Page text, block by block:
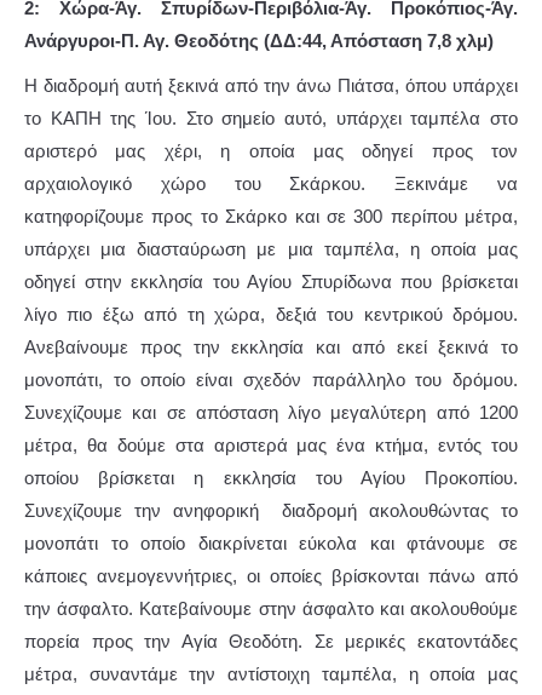
2: Χώρα-Άγ. Σπυρίδων-Περιβόλια-Άγ. Προκόπιος-Άγ.
Ανάργυροι-Π. Αγ. Θεοδότης (ΔΔ:44, Απόσταση 7,8 χλμ)
Η διαδρομή αυτή ξεκινά από την άνω Πιάτσα, όπου υπάρχει
το ΚΑΠΗ της Ίου. Στο σημείο αυτό, υπάρχει ταμπέλα στο
αριστερό μας χέρι, η οποία μας οδηγεί προς τον
αρχαιολογικό χώρο του Σκάρκου. Ξεκινάμε να
κατηφορίζουμε προς το Σκάρκο και σε 300 περίπου μέτρα,
υπάρχει μια διασταύρωση με μια ταμπέλα, η οποία μας
οδηγεί στην εκκλησία του Αγίου Σπυρίδωνα που βρίσκεται
λίγο πιο έξω από τη χώρα, δεξιά του κεντρικού δρόμου.
Ανεβαίνουμε προς την εκκλησία και από εκεί ξεκινά το
μονοπάτι, το οποίο είναι σχεδόν παράλληλο του δρόμου.
Συνεχίζουμε και σε απόσταση λίγο μεγαλύτερη από 1200
μέτρα, θα δούμε στα αριστερά μας ένα κτήμα, εντός του
οποίου βρίσκεται η εκκλησία του Αγίου Προκοπίου.
Συνεχίζουμε την ανηφορική διαδρομή ακολουθώντας το
μονοπάτι το οποίο διακρίνεται εύκολα και φτάνουμε σε
κάποιες ανεμογεννήτριες, οι οποίες βρίσκονται πάνω από
την άσφαλτο. Κατεβαίνουμε στην άσφαλτο και ακολουθούμε
πορεία προς την Αγία Θεοδότη. Σε μερικές εκατοντάδες
μέτρα, συναντάμε την αντίστοιχη ταμπέλα, η οποία μας